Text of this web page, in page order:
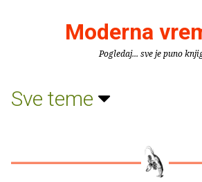
Moderna
Pogledaj... sve je puno
Sve teme